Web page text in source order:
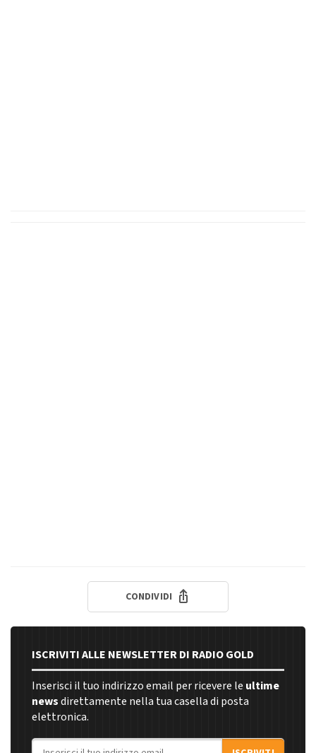
CONDIVIDI
ISCRIVITI ALLE NEWSLETTER DI RADIO GOLD
Inserisci il tuo indirizzo email per ricevere le ultime
newsdirettamente nella tua casella di posta
elettronica.
Indirizzo email